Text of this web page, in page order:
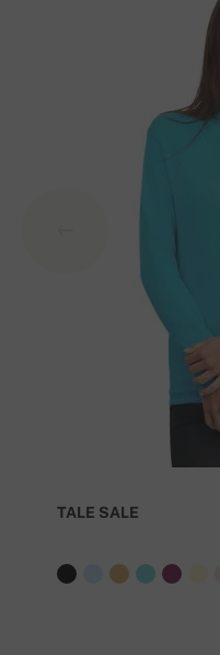
TALE SALE